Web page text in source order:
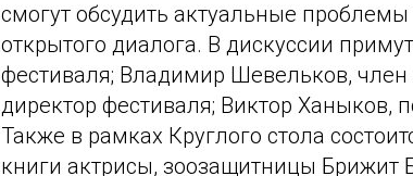
смогут обсудить актуальные
открытого диалога. В дискуссии
фестиваля; Владимир Шевельков,
директор фестиваля; Виктор Ханыков,
Также в рамках Круглого стола
книги актрисы, зоозащитницы Брижит